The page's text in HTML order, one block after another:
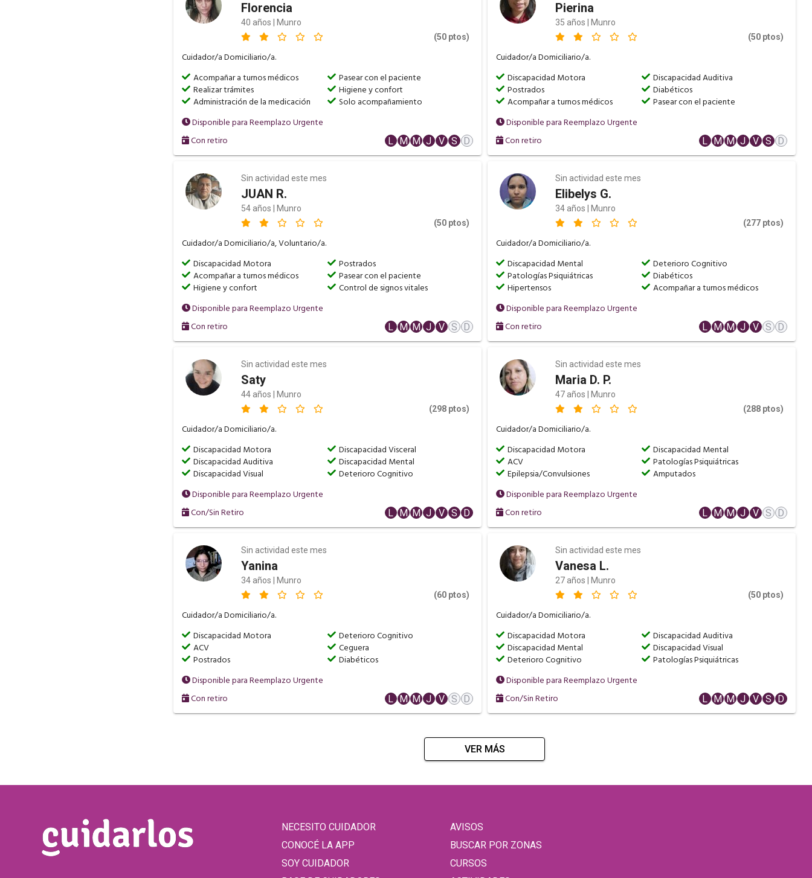
Florencia
40 años | Munro
(50 ptos)
Cuidador/a Domiciliario/a.
Acompañar a turnos médicos
Pasear con el paciente
Realizar trámites
Higiene y confort
Administración de la medicación
Solo acompañamiento
Disponible para Reemplazo Urgente
Con retiro
L M M J V S D
Pierina
35 años | Munro
(50 ptos)
Cuidador/a Domiciliario/a.
Discapacidad Motora
Discapacidad Auditiva
Postrados
Diabéticos
Acompañar a turnos médicos
Pasear con el paciente
Disponible para Reemplazo Urgente
Con retiro
L M M J V S D
Sin actividad este mes
JUAN R.
54 años | Munro
(50 ptos)
Cuidador/a Domiciliario/a, Voluntario/a.
Discapacidad Motora
Postrados
Acompañar a turnos médicos
Pasear con el paciente
Higiene y confort
Control de signos vitales
Disponible para Reemplazo Urgente
Con retiro
L M M J V S D
Sin actividad este mes
Elibelys G.
34 años | Munro
(277 ptos)
Cuidador/a Domiciliario/a.
Discapacidad Mental
Deterioro Cognitivo
Patologías Psiquiátricas
Diabéticos
Hipertensos
Acompañar a turnos médicos
Disponible para Reemplazo Urgente
Con retiro
L M M J V S D
Sin actividad este mes
Saty
44 años | Munro
(298 ptos)
Cuidador/a Domiciliario/a.
Discapacidad Motora
Discapacidad Visceral
Discapacidad Auditiva
Discapacidad Mental
Discapacidad Visual
Deterioro Cognitivo
Disponible para Reemplazo Urgente
Con/Sin Retiro
L M M J V S D
Sin actividad este mes
Maria D. P.
47 años | Munro
(288 ptos)
Cuidador/a Domiciliario/a.
Discapacidad Motora
Discapacidad Mental
ACV
Patologías Psiquiátricas
Epilepsia/Convulsiones
Amputados
Disponible para Reemplazo Urgente
Con retiro
L M M J V S D
Sin actividad este mes
Yanina
34 años | Munro
(60 ptos)
Cuidador/a Domiciliario/a.
Discapacidad Motora
Deterioro Cognitivo
ACV
Ceguera
Postrados
Diabéticos
Disponible para Reemplazo Urgente
Con retiro
L M M J V S D
Sin actividad este mes
Vanesa L.
27 años | Munro
(50 ptos)
Cuidador/a Domiciliario/a.
Discapacidad Motora
Discapacidad Auditiva
Discapacidad Mental
Discapacidad Visual
Deterioro Cognitivo
Patologías Psiquiátricas
Disponible para Reemplazo Urgente
Con/Sin Retiro
L M M J V S D
VER MÁS
NECESITO CUIDADOR
CONOCÉ LA APP
SOY CUIDADOR
AVISOS
BUSCAR POR ZONAS
CURSOS